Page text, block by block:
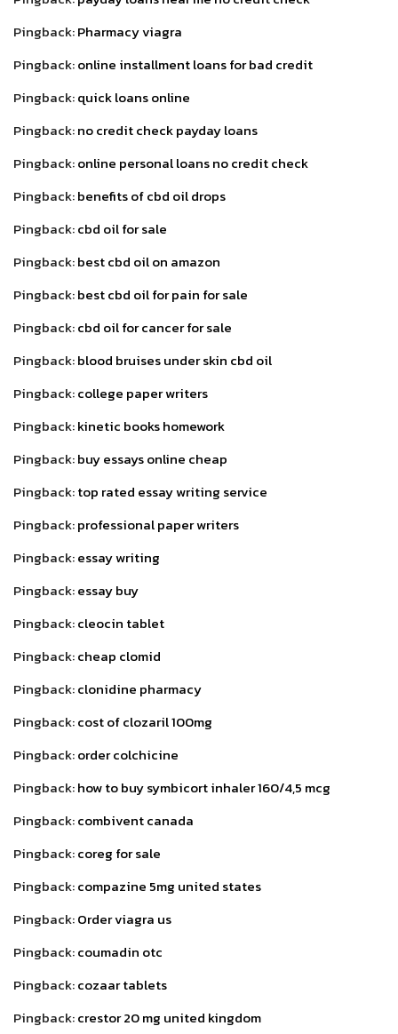
Pingback:Pharmacy viagra
Pingback:online installment loans for bad credit
Pingback:quick loans online
Pingback:no credit check payday loans
Pingback:online personal loans no credit check
Pingback:benefits of cbd oil drops
Pingback:cbd oil for sale
Pingback:best cbd oil on amazon
Pingback:best cbd oil for pain for sale
Pingback:cbd oil for cancer for sale
Pingback:blood bruises under skin cbd oil
Pingback:college paper writers
Pingback:kinetic books homework
Pingback:buy essays online cheap
Pingback:top rated essay writing service
Pingback:professional paper writers
Pingback:essay writing
Pingback:essay buy
Pingback:cleocin tablet
Pingback:cheap clomid
Pingback:clonidine pharmacy
Pingback:cost of clozaril 100mg
Pingback:order colchicine
Pingback:how to buy symbicort inhaler 160/4,5 mcg
Pingback:combivent canada
Pingback:coreg for sale
Pingback:compazine 5mg united states
Pingback:Order viagra us
Pingback:coumadin otc
Pingback:cozaar tablets
Pingback:crestor 20 mg united kingdom